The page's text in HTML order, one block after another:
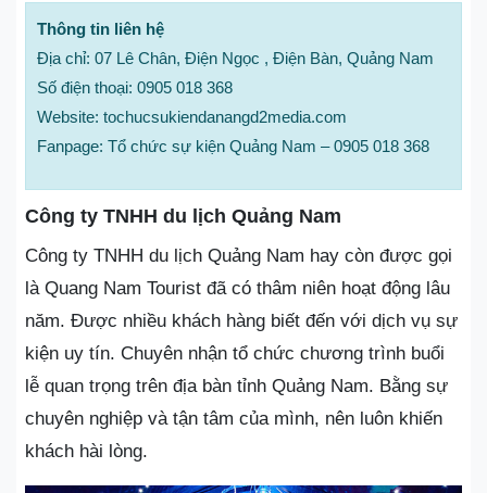
Thông tin liên hệ
Địa chỉ: 07 Lê Chân, Điện Ngọc , Điện Bàn, Quảng Nam
Số điện thoại: 0905 018 368
Website: tochucsukiendanangd2media.com
Fanpage: Tổ chức sự kiện Quảng Nam – 0905 018 368
Công ty TNHH du lịch Quảng Nam
Công ty TNHH du lịch Quảng Nam hay còn được gọi
là Quang Nam Tourist đã có thâm niên hoạt động lâu
năm. Được nhiều khách hàng biết đến với dịch vụ sự
kiện uy tín. Chuyên nhận tổ chức chương trình buổi
lễ quan trọng trên địa bàn tỉnh Quảng Nam. Bằng sự
chuyên nghiệp và tận tâm của mình, nên luôn khiến
khách hài lòng.